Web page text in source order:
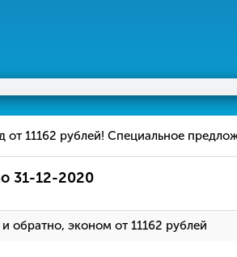
от 11162 рублей! Специальное
31-12-2020
и обратно, эконом от 11162 рублей